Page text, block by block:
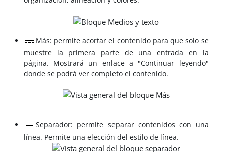
Más: permite acortar el contenido para que solo se
muestre la primera parte de una entrada en la
página. Mostrará un enlace a "Continuar leyendo"
donde se podrá ver completo el contenido.
Separador: permite separar contenidos con una
línea. Permite una elección del estilo de línea.